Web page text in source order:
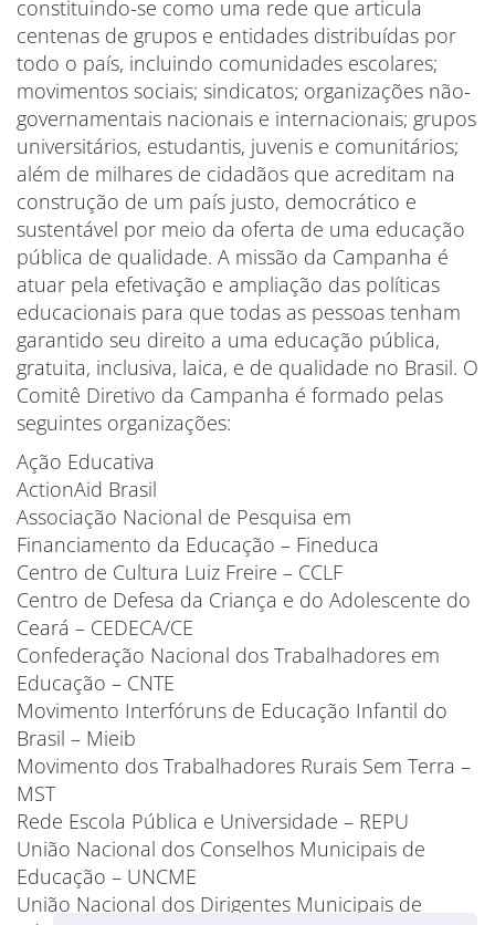
constituindo-se como uma rede que articula
centenas de grupos e entidades distribuídas por
todo o país, incluindo comunidades escolares;
movimentos sociais; sindicatos; organizações não-
governamentais nacionais e internacionais; grupos
universitários, estudantis, juvenis e comunitários;
além de milhares de cidadãos que acreditam na
construção de um país justo, democrático e
sustentável por meio da oferta de uma educação
pública de qualidade. A missão da Campanha é
atuar pela efetivação e ampliação das políticas
educacionais para que todas as pessoas tenham
garantido seu direito a uma educação pública,
gratuita, inclusiva, laica, e de qualidade no Brasil. O
Comitê Diretivo da Campanha é formado pelas
seguintes organizações:
Ação Educativa
ActionAid Brasil
Associação Nacional de Pesquisa em
Financiamento da Educação – Fineduca
Centro de Cultura Luiz Freire – CCLF
Centro de Defesa da Criança e do Adolescente do
Ceará – CEDECA/CE
Confederação Nacional dos Trabalhadores em
Educação – CNTE
Movimento Interfóruns de Educação Infantil do
Brasil – Mieib
Movimento dos Trabalhadores Rurais Sem Terra –
MST
Rede Escola Pública e Universidade – REPU
União Nacional dos Conselhos Municipais de
Educação – UNCME
União Nacional dos Dirigentes Municipais de